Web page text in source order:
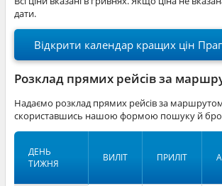
дати.
Відкрити календар кращих цін
Розклад прямих рейсів за
Надаємо розклад прямих рейсів за
скориставшись нашою формою пошуку й
ДЕНЬ
ТИЖНЯ
ВИЛІТ ПРИЛІТ